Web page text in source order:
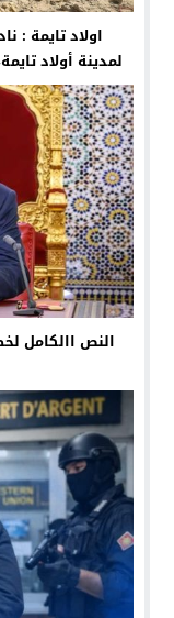
اولاد تايمة :
لمدينة أولاد
النص االكامل